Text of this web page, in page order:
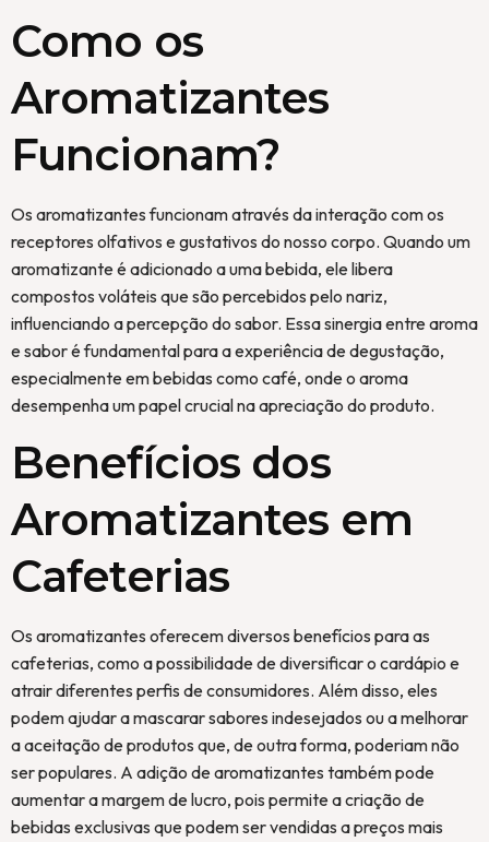
Como os
Aromatizantes
Funcionam?
Os aromatizantes funcionam através da interação com os
receptores olfativos e gustativos do nosso corpo. Quando um
aromatizante é adicionado a uma bebida, ele libera
compostos voláteis que são percebidos pelo nariz,
influenciando a percepção do sabor. Essa sinergia entre aroma
e sabor é fundamental para a experiência de degustação,
especialmente em bebidas como café, onde o aroma
desempenha um papel crucial na apreciação do produto.
Benefícios dos
Aromatizantes em
Cafeterias
Os aromatizantes oferecem diversos benefícios para as
cafeterias, como a possibilidade de diversificar o cardápio e
atrair diferentes perfis de consumidores. Além disso, eles
podem ajudar a mascarar sabores indesejados ou a melhorar
a aceitação de produtos que, de outra forma, poderiam não
ser populares. A adição de aromatizantes também pode
aumentar a margem de lucro, pois permite a criação de
bebidas exclusivas que podem ser vendidas a preços mais